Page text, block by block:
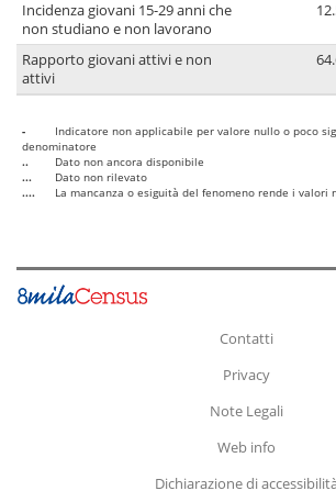
Incidenza giovani 15-29 anni che
non studiano e non lavorano
Rapporto giovani attivi e non
attivi
-
Indicatore non applicabile per valore nullo o poco
denominatore
..
Dato non ancora disponibile
...
Dato non rilevato
....
La mancanza o esiguità del fenomeno rende i valori
Contatti
Privacy
Note Legali
Web info
Dichiarazione di